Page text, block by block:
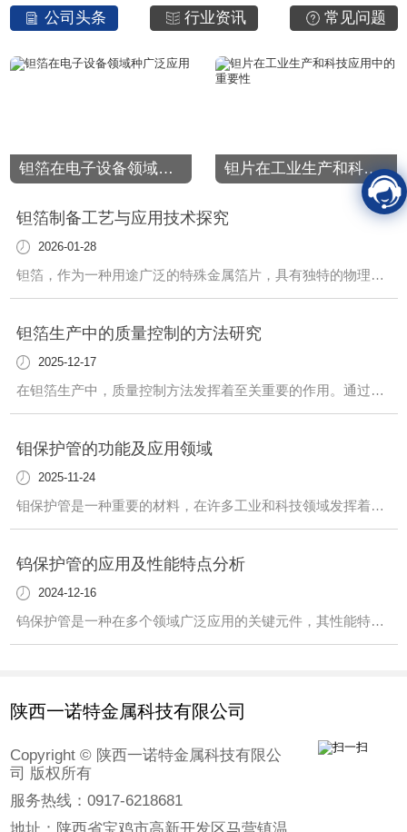
公司头条 行业资讯 常见问题
钽箔在电子设备领域种广泛应用 钽片在工业生产和科技应用中的重要性
钽箔制备工艺与应用技术探究
2026-01-28
钽箔，作为一种用途广泛的特殊金属箔片，具有独特的物理和化学性质，被广泛应用于多个领域。其制备工艺和应用技术一直备受关注与探究。在钽箔的制备工艺中，精密的合金成分配比和高温熔炼工艺是至关重要的环节。通过精心设计的生产流程，可以获得均匀细致的箔片，..其优良的机械性能和化学稳定性。各种加工技术如轧制、拉拔等也发挥着关键作用
钽箔生产中的质量控制的方法研究
2025-12-17
在钽箔生产中，质量控制方法发挥着至关重要的作用。通过精心设计与实施一系列有效的质量控制措施，可以...终产品符合高标准的质量要求，满足客户的需求。首先，材料选择至关重要。我们严格把控原材料的质量，从源头上杜绝质量问题的发生。只有..的原材料才能生产出..的钽箔产品。其次，在生产过程中，我们采取严格的工艺流程控制措施，.
钼保护管的功能及应用领域
2025-11-24
钼保护管是一种重要的材料，在许多工业和科技领域发挥着关键作用。这种管道具有独特的性质，使其在各种环境中都能发挥作用。首先，钼保护管在高温环境下具有出色的耐热性。这使得它成为许多高温工艺中不可或缺的元件。不仅如此，它还具有优异的耐腐蚀性能，适用于许多腐蚀性介质的输送和处理。另外，钼保护管在半导体制造、光伏产业等领域也有广
钨保护管的应用及性能特点分析
2024-12-16
钨保护管是一种在多个领域广泛应用的关键元件，其性能特点值得我们深入了解。该保护管具有出色的耐高温性能，能够承受极端环境下的高温情况，..设备的正常运行。此外，钨保护管还具有优越的耐腐蚀性，能够在恶劣的化学环境中长时间稳定工作，延长设备的使用寿命。在工业领域，钨保护管被广泛用于炉温测量、真空炉、高温热处理等领域。其稳定可
陕西一诺特金属科技有限公司
Copyright © 陕西一诺特金属科技有限公
司 版权所有
服务热线：0917-6218681